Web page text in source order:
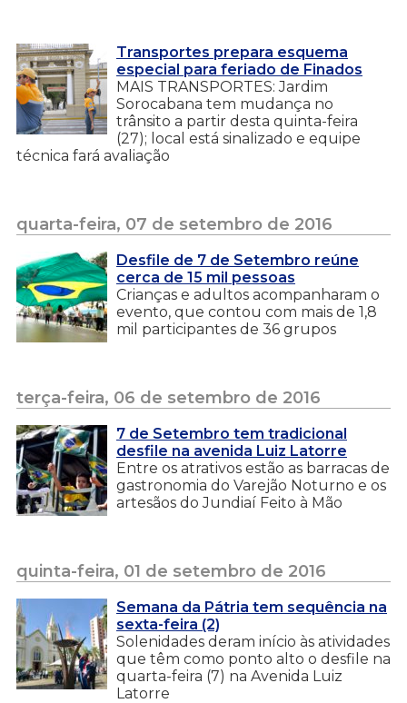
Transportes prepara esquema
especial para feriado de Finados
MAIS TRANSPORTES: Jardim
Sorocabana tem mudança no
trânsito a partir desta quinta-feira
(27); local está sinalizado e equipe
técnica fará avaliação
quarta-feira, 07 de setembro de 2016
Desfile de 7 de Setembro reúne
cerca de 15 mil pessoas
Crianças e adultos acompanharam o
evento, que contou com mais de 1,8
mil participantes de 36 grupos
terça-feira, 06 de setembro de 2016
7 de Setembro tem tradicional
desfile na avenida Luiz Latorre
Entre os atrativos estão as barracas de
gastronomia do Varejão Noturno e os
artesãos do Jundiaí Feito à Mão
quinta-feira, 01 de setembro de 2016
Semana da Pátria tem sequência na
sexta-feira (2)
Solenidades deram início às atividades
que têm como ponto alto o desfile na
quarta-feira (7) na Avenida Luiz
Latorre